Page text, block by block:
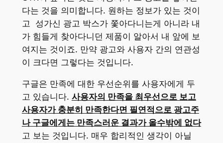
다는 것을 의미합니다. 원하는 정보가 있는 것이
고 성가신 광고 박스가 쫓아다니는게 아니라 내
가 힘들게 찾아다니던 제품이 알아서 내 앞에 보
여지는 것이죠. 만약 광고와 사용자 간의 연관성
이 크다면 그렇다는 것입니다.
구글은 만족에 대한 우선순위를 사용자에게 두
고 있습니다. 사용자의 만족을 최우선으로 보고
사용자가 충분히 만족한다면 필연적으로 광고주
나 구글에게는 만족스러운 결과가 올수밖에 없다
고 보는 것입니다. 매우 합리적인 생각이 아닐